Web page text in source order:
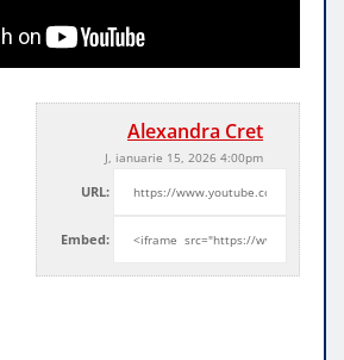
Alexandra Cret
J, ianuarie 15, 2026 4:00pm
URL:
Embed: